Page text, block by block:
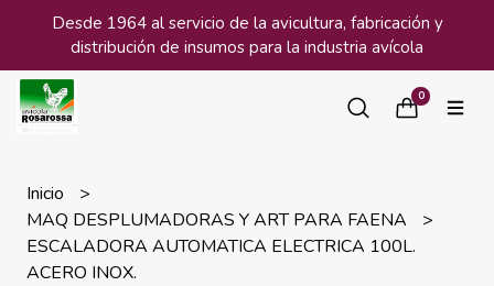
Desde 1964 al servicio de la avicultura, fabricación y
distribución de insumos para la industria avícola
0
Inicio
MAQ DESPLUMADORAS Y ART PARA FAENA
ESCALADORA AUTOMATICA ELECTRICA 100L.
ACERO INOX.